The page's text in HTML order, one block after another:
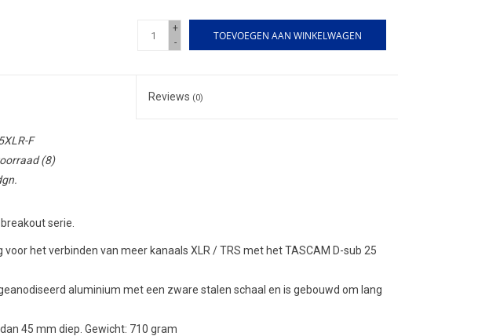
+
-
TOEVOEGEN AAN WINKELWAGEN
Reviews (0)
F
(8)
serie.
voor het verbinden van meer kanaals XLR / TRS met het TASCAM D-sub 25
aluminium met een zware stalen schaal en is gebouwd om lang
45 mm diep. Gewicht: 710 gram